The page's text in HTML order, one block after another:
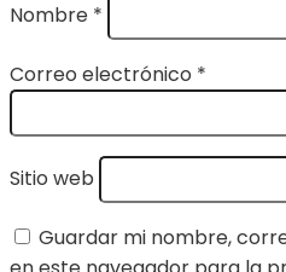
Nombre *
Correo electrónico *
Sitio web
Guardar mi nombre,